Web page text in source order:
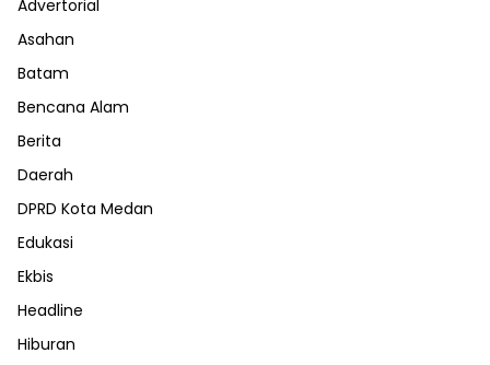
Advertorial
Asahan
Batam
Bencana Alam
Berita
Daerah
DPRD Kota Medan
Edukasi
Ekbis
Headline
Hiburan